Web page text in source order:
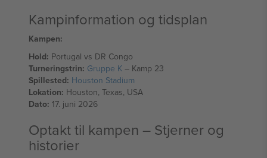
Kampinformation og tidsplan
Kampen:
Hold: Portugal vs DR Congo
Turneringstrin: Gruppe K – Kamp 23
Spillested: Houston Stadium
Lokation: Houston, Texas, USA
Dato: 17. juni 2026
Optakt til kampen – Stjerner og
historier